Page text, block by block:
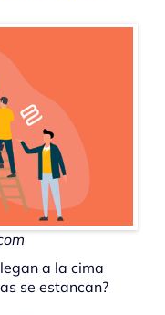
a la cima
se estancan?